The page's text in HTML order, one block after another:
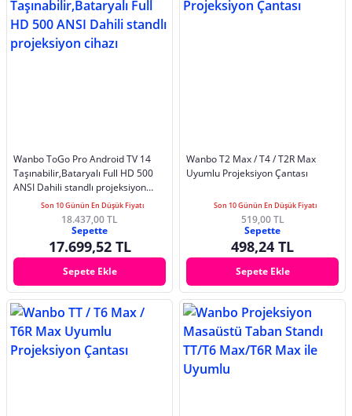
Wanbo ToGo Pro Android TV 14
Taşınabilir,Bataryalı Full HD 500
ANSI Dahili standlı projeksiyon
Son 10 Günün En Düşük Fiyatı
18.437,00 TL
Sepette
17.699,52 TL
Sepete Ekle
Wanbo T2 Max / T4 / T2R Max
Uyumlu Projeksiyon Çantası
Son 10 Günün En Düşük Fiyatı
519,00 TL
Sepette
498,24 TL
Sepete Ekle